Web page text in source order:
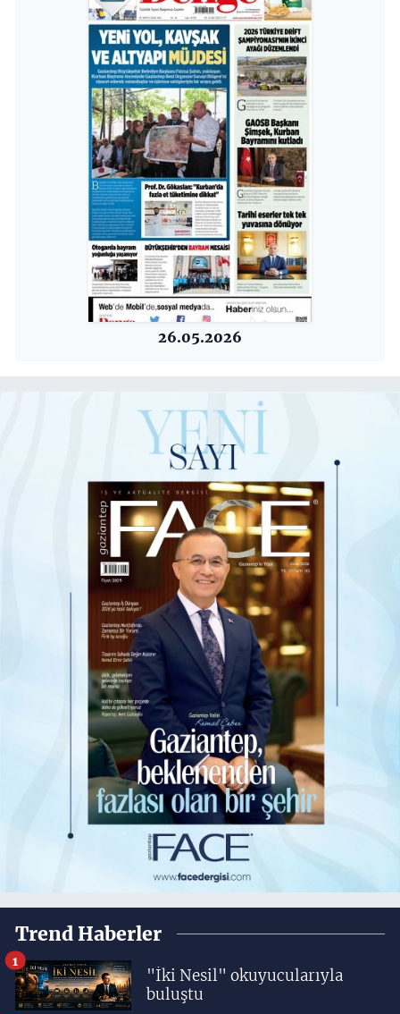
26.05.2026
Trend Haberler
"İki Nesil" okuyucularıyla
buluştu
1